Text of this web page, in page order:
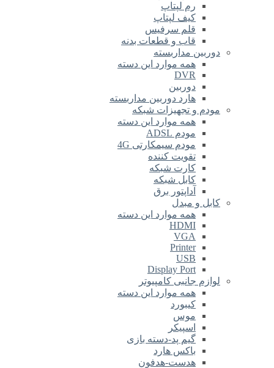
رم لپتاپ
کیف لپتاپ
قلم سرفیس
قاب و قطعات بدنه
دوربین مداربسته
همه موارد این دسته
DVR
دوربین
هارد دوربین مداربسته
مودم و تجهیزات شبکه
همه موارد این دسته
مودم ADSL
مودم سیمکارتی 4G
تقویت کننده
کارت شبکه
کابل شبکه
آداپتور برق
کابل و مبدل
همه موارد این دسته
HDMI
VGA
Printer
USB
Display Port
لوازم جانبی کامپیوتر
همه موارد این دسته
کیبورد
موس
اسپیکر
گیم پد-دسته بازی
باکس هارد
هدست-هدفون